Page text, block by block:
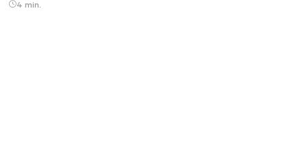
4 min.